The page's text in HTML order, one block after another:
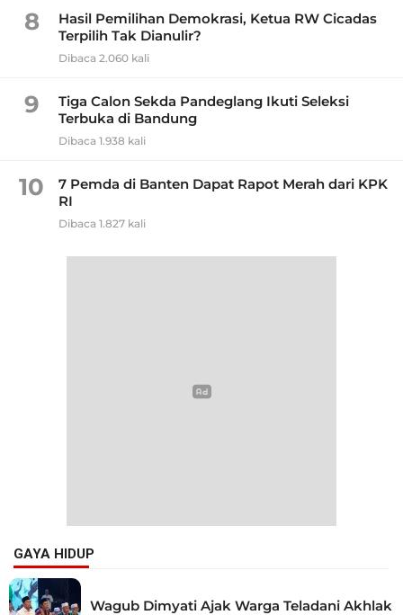
8
Hasil Pemilihan Demokrasi, Ketua RW Cicadas
Terpilih Tak Dianulir?
Dibaca 2.060 kali
9
Tiga Calon Sekda Pandeglang Ikuti Seleksi
Terbuka di Bandung
Dibaca 1.938 kali
10
7 Pemda di Banten Dapat Rapot Merah dari KPK
RI
Dibaca 1.827 kali
GAYA HIDUP
Wagub Dimyati Ajak Warga Teladani Akhlak